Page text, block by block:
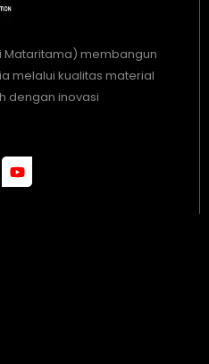
Mataritama) membangun
melalui kualitas material
dengan inovasi